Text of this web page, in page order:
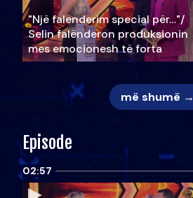
"Një falenderim special për…"/
Selin falënderon produksionin
mes emocionesh të forta
më shumë →
Episode
02:57